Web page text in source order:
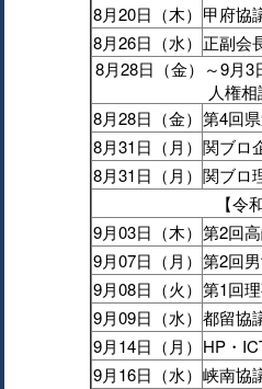
8月20日（木） 甲府協
8月26日（水） 正副会
8月28日（金）～9月
人権
8月28日（金） 第4回
8月31日（月） 関ブロ
8月31日（月） 関ブロ
【令
9月03日（木） 第2回
9月07日（月） 第2回
9月08日（火） 第1回
9月09日（水） 都留協
9月14日（月） HP・
9月16日（水） 峡南協